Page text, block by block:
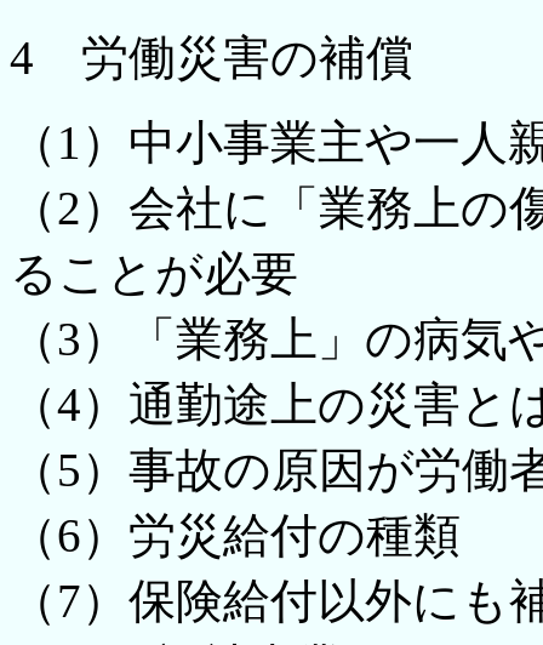
4 労働災害の補償
（1）中小事業主や一
（2）会社に「業務上
ることが必要
（3）「業務上」の病気
（4）通勤途上の災害と
（5）事故の原因が労
（6）労災給付の種類
（7）保険給付以外に